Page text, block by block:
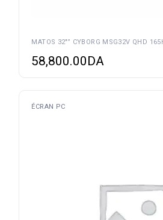
MATOS 32″” CYBORG MSG32V QHD
58,800.00DA
ÉCRAN PC